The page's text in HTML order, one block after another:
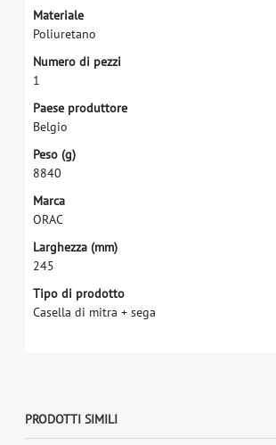
Materiale
Poliuretano
Numero di pezzi
1
Paese produttore
Belgio
Peso (g)
8840
Marca
ORAC
Larghezza (mm)
245
Tipo di prodotto
Casella di mitra + sega
PRODOTTI SIMILI